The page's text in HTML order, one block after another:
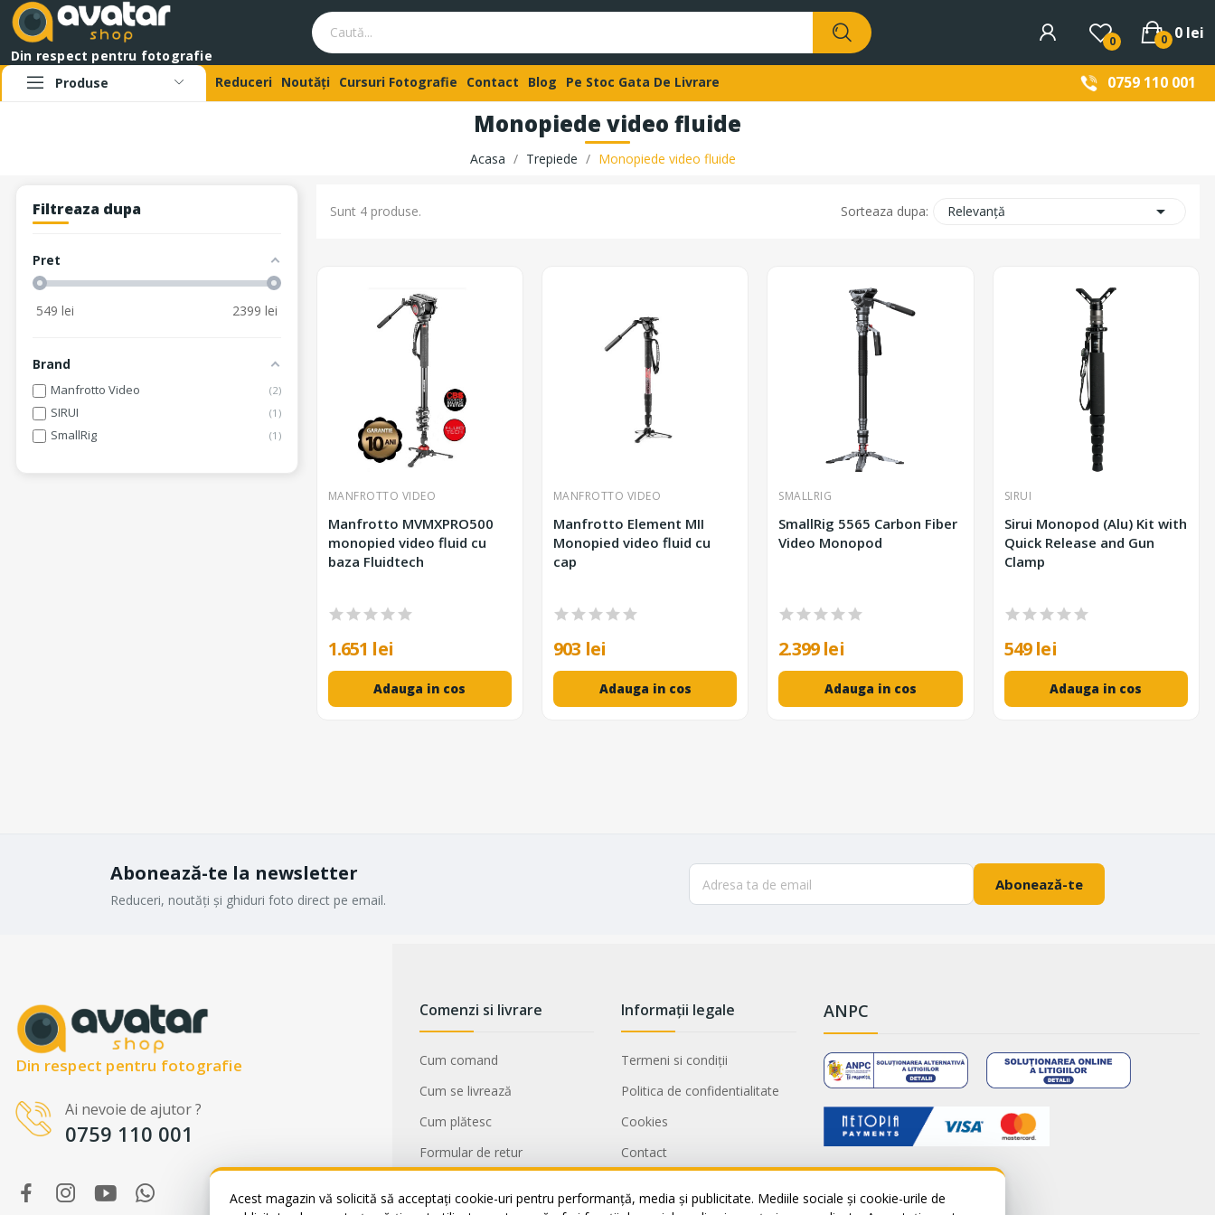
WhatsApp
Suntem online!
pe WhatsApp!
Din respect pentru fotografie
0 0 lei
0
Produse Reduceri Noutăți Cursuri Fotografie Contact Blog Pe Stoc Gata De Livrare 0759 110 001
Monopiede video fluide
Acasa Trepiede Monopiede video fluide
Filtreaza dupa
Pret
549 lei 2399 lei
Brand
Manfrotto Video
2
SIRUI 1
SmallRig 1
Sunt 4 produse. Sorteaza dupa: Relevanță 
MANFROTTO VIDEO
Manfrotto MVMXPRO500
monopied video fluid cu
baza Fluidtech
1.651 lei
Adauga in cos
MANFROTTO VIDEO
Manfrotto Element MII
Monopied video fluid cu
cap
903 lei
Adauga in cos
SMALLRIG
SmallRig 5565 Carbon Fiber
Video Monopod
2.399 lei
Adauga in cos
SIRUI
Sirui Monopod (Alu) Kit with
Quick Release and Gun
Clamp
549 lei
Adauga in cos
Abonează-te la newsletter
Reduceri, noutăți și ghiduri foto direct pe email.
Abonează-te
Din respect pentru fotografie
Ai nevoie de ajutor ?
0759 110 001
Comenzi si livrare
Cum comand
Cum se livrează
Cum plătesc
Formular de retur
Informații legale
Termeni si condiții
Politica de confidentialitate
Cookies
Contact
ANPC
Acest magazin vă solicită să acceptați cookie-uri pentru performanță, media și publicitate. Mediile sociale și cookie-urile de